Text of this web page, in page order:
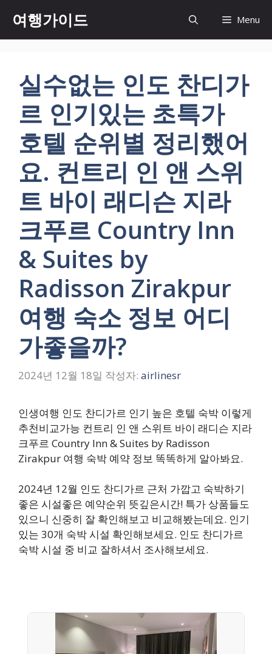
츠
여행가이드 Menu
실수없는 인도 찬디가
르 인기있는 초특가
호텔 순위별 정리했어
요. 컨트리 인 앤 스위
트 바이 래디슨 지라
크푸르 Country Inn
& Suites by
Radisson Zirakpur
여행 숙소 정보 어디
가좋을까?
2024년 12월 18일 작성자: airlinesr
인생여행 인도 찬디가르 인기 높은 호텔 숙박 이렇게
추천비교가능 컨트리 인 앤 스위트 바이 래디슨 지라
크푸르 Country Inn & Suites by Radisson
Zirakpur 여행 숙박 예약 정보 똑똑하게 알아봐요.
2024년 12월 인도 찬디가르 근처 가깝고 숙박하기
좋은 시설좋은 예약순위 뜻깊은시간! 특가 상품들도
있으니 신중히 잘 확인해보고 비교해봤는데요. 인기
있는 30개 숙박 시설 확인해보세요. 인도 찬디가르
숙박 시설 중 비교 잘하셔서 조사해보세요.